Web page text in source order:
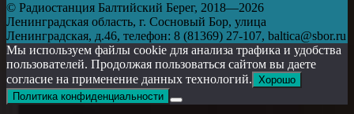
© Радиостанция Балтийский Берег, 2018—2026
Ленинградская область, г. Сосновый Бор, улица
Ленинградская, д.46, телефон: 8 (81369) 27-107, baltica@sbor.ru
Мы используем файлы cookie для анализа трафика и удобства
пользователей. Продолжая пользоваться сайтом вы даете
согласие на применение данных технологий. Хорошо
Политика конфиденциальности